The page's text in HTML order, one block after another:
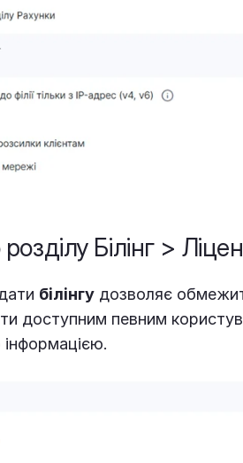
Білінг >
білінгу дозволяє
доступним певним
інформацією.